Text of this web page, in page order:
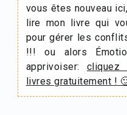
vous êtes nouveau
lire mon livre qui
pour gérer les
!!! ou alors
apprivoiser: cliquez
livres gratuitement !